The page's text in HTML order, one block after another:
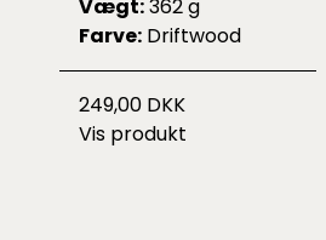
Vægt:362 g
Farve: Driftwood
249,00 DKK
Vis produkt